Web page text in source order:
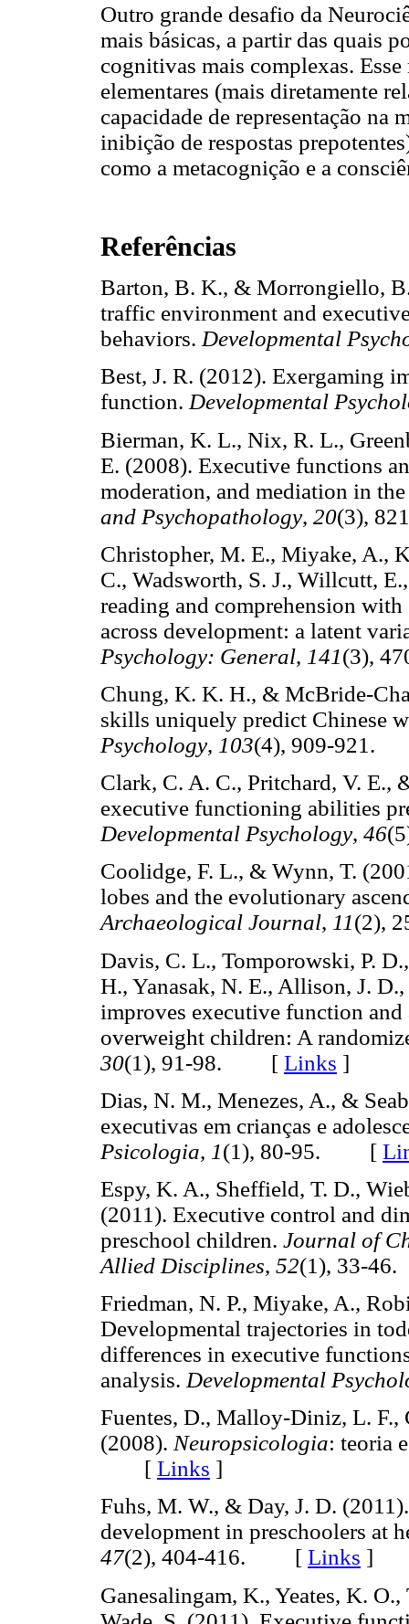
Outro grande desafio da
mais básicas, a partir das quais
cognitivas mais complexas.
elementares (mais diretamente
capacidade de representação na
inibição de respostas
como a metacognição e a
Referências
Barton, B. K., & Morrongiello,
traffic environment and
behaviors. Developmental
Best, J. R. (2012). Exergaming
function. Developmental
Bierman, K. L., Nix, R. L.,
E. (2008). Executive functions
moderation, and mediation in
and Psychopathology, 20(3),
Christopher, M. E., Miyake, A.,
C., Wadsworth, S. J., Willcutt,
reading and comprehension
across development: a latent
Psychology: General, 141(3),
Chung, K. K. H., & McBride-
skills uniquely predict Chinese
Psychology, 103(4), 909-
Clark, C. A. C., Pritchard, V. E.,
executive functioning abilities
Developmental Psychology, 46
Coolidge, F. L., & Wynn, T.
lobes and the evolutionary
Archaeological Journal, 11(2),
Davis, C. L., Tomporowski, P.
H., Yanasak, N. E., Allison, J.
improves executive function
overweight children: A
30(1), 91-98. [ Links ]
Dias, N. M., Menezes, A., &
executivas em crianças e
Psicologia, 1(1), 80-95. [
Espy, K. A., Sheffield, T. D.,
(2011). Executive control and
preschool children. Journal of
Allied Disciplines, 52(1), 33-
Friedman, N. P., Miyake, A.,
Developmental trajectories in
differences in executive
analysis. Developmental
Fuentes, D., Malloy-Diniz, L. F.,
(2008). Neuropsicologia: teoria
[ Links ]
Fuhs, M. W., & Day, J. D.
development in preschoolers at
47(2), 404-416. [ Links ]
Ganesalingam, K., Yeates, K.